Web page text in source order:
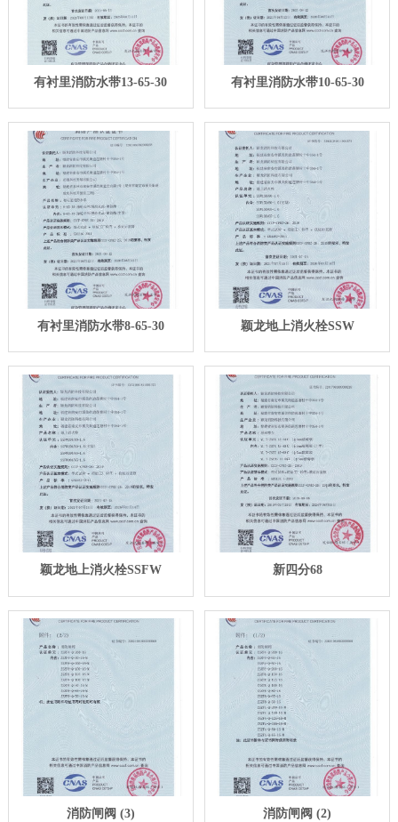
有衬里消防水带13-65-30 有衬里消防水带10-65-30
有衬里消防水带8-65-30 颖龙地上消火栓SSW
颖龙地上消火栓SSFW 新四分68
消防闸阀 (3) 消防闸阀 (2)